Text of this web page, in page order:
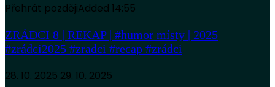
Přehrát pozdějiAdded 14:55
ZRÁDCI 8 | REKAP | #humor místy | 2025
#zrádci2025 #zradci #recap #zrádci
28. 10. 2025 29. 10. 2025